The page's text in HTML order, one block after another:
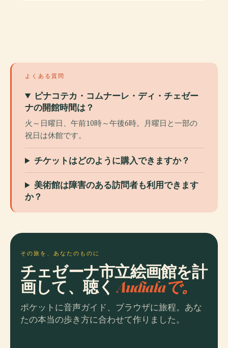
よくある質問
ピナコテカ・コムナーレ・ディ・チェゼー
ナの開館時間は？
火～日曜日、午前10時～午後6時。月曜日と一部の
祝日は休館です。
チケットはどのように購入できますか？
美術館は障害のある訪問者も利用できます
か？
その旅を、あなたのものに
チェゼーナ市立絵画館を計
画して、聴くAudialaで。
ポケットに音声ガイド、ブラウザに旅程。あな
たの本当の歩き方に合わせて作りました。